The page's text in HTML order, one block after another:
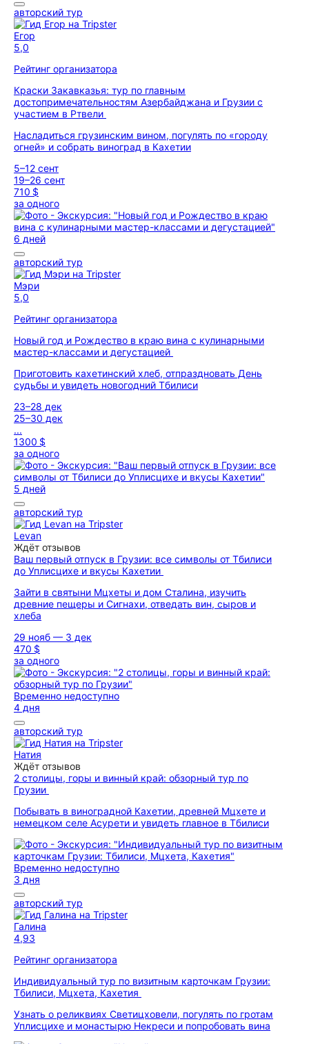
авторский тур
Егор
5,0
Рейтинг организатора
Краски Закавказья: тур по главным
достопримечательностям Азербайджана и Грузии с
участием в Ртвели
Насладиться грузинским вином, погулять по «городу
огней» и собрать виноград в Кахетии
5–12 сент
19–26 сент
710 $
за одного
6 дней
авторский тур
Мэри
5,0
Рейтинг организатора
Новый год и Рождество в краю вина с кулинарными
мастер-классами и дегустацией
Приготовить кахетинский хлеб, отпраздновать День
судьбы и увидеть новогодний Тбилиси
23–28 дек
25–30 дек
...
1300 $
за одного
5 дней
авторский тур
Levan
Ждёт отзывов
Ваш первый отпуск в Грузии: все символы от Тбилиси
до Уплисцихе и вкусы Кахетии
Зайти в святыни Мцхеты и дом Сталина, изучить
древние пещеры и Сигнахи, отведать вин, сыров и
хлеба
29 нояб — 3 дек
470 $
за одного
Временно недоступно
4 дня
авторский тур
Натия
Ждёт отзывов
2 столицы, горы и винный край: обзорный тур по
Грузии
Побывать в виноградной Кахетии, древней Мцхете и
немецком селе Асурети и увидеть главное в Тбилиси
Временно недоступно
3 дня
авторский тур
Галина
4,93
Рейтинг организатора
Индивидуальный тур по визитным карточкам Грузии:
Тбилиси, Мцхета, Кахетия
Узнать о реликвиях Светицховели, погулять по гротам
Уплисцихе и монастырю Некреси и попробовать вина